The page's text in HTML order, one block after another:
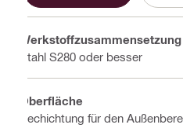
Werkstoffzusammensetzung
Stahl S280 oder besser
Oberfläche
Bechichtung für den